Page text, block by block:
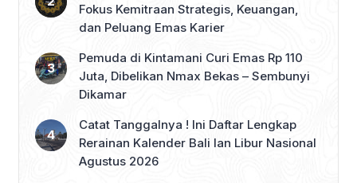
Fokus Kemitraan Strategis, Keuangan,
dan Peluang Emas Karier
Pemuda di Kintamani Curi Emas Rp 110
Juta, Dibelikan Nmax Bekas – Sembunyi
Dikamar
Catat Tanggalnya ! Ini Daftar Lengkap
Rerainan Kalender Bali lan Libur Nasional
Agustus 2026